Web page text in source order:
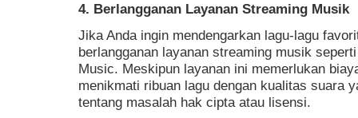
4. Berlangganan Layanan Streaming Musik
Jika Anda ingin mendengarkan lagu-lagu
berlangganan layanan streaming musik
Music. Meskipun layanan ini memerlukan
menikmati ribuan lagu dengan kualitas suara
tentang masalah hak cipta atau lisensi.